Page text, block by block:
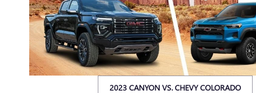
2023 CANYON VS. CHEVY COLORADO